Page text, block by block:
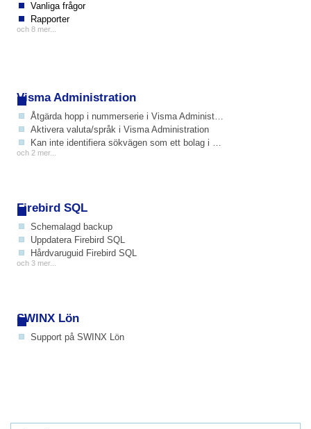
Vanliga frågor
Rapporter
och 8 mer...
Visma Administration
Åtgärda hopp i nummerserie i Visma Administration
Aktivera valuta/språk i Visma Administration
Kan inte identifiera sökvägen som ett bolag i SWINX ScanLev
och 2 mer...
Firebird SQL
Schemalagd backup
Uppdatera Firebird SQL
Hårdvaruguid Firebird SQL
och 3 mer...
SWINX Lön
Support på SWINX Lön